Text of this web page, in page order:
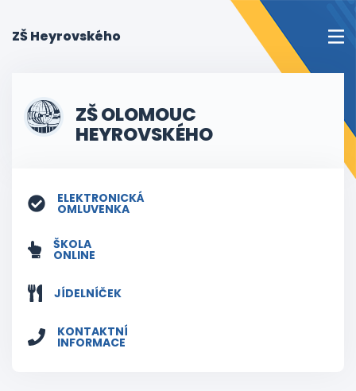
ZŠ Heyrovského
ZŠ OLOMOUC
HEYROVSKÉHO
ELEKTRONICKÁ
OMLUVENKA
ŠKOLA
ONLINE
JÍDELNÍČEK
KONTAKTNÍ
INFORMACE